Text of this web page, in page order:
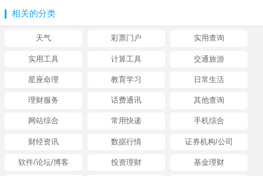
相关的分类
天气 彩票门户 实用查询
实用工具 计算工具 交通旅游
星座命理 教育学习 日常生活
理财服务 话费通讯 其他查询
网站综合 常用快递 手机综合
财经资讯 数据行情 证券机构/公司
软件/论坛/博客 投资理财 基金理财